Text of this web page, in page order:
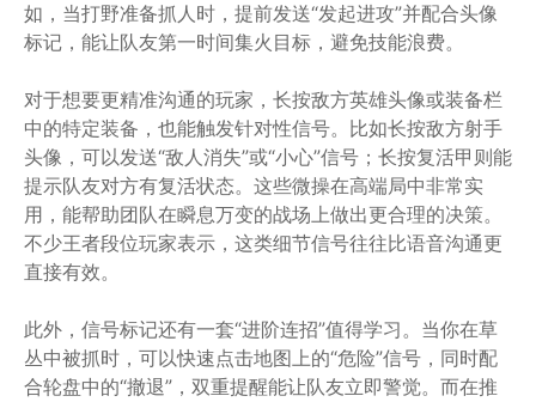
如，当打野准备抓人时，提前发送“发起进攻”并配合头像
标记，能让队友第一时间集火目标，避免技能浪费。
对于想要更精准沟通的玩家，长按敌方英雄头像或装备栏
中的特定装备，也能触发针对性信号。比如长按敌方射手
头像，可以发送“敌人消失”或“小心”信号；长按复活甲则能
提示队友对方有复活状态。这些微操在高端局中非常实
用，能帮助团队在瞬息万变的战场上做出更合理的决策。
不少王者段位玩家表示，这类细节信号往往比语音沟通更
直接有效。
此外，信号标记还有一套“进阶连招”值得学习。当你在草
丛中被抓时，可以快速点击地图上的“危险”信号，同时配
合轮盘中的“撤退”，双重提醒能让队友立即警觉。而在推